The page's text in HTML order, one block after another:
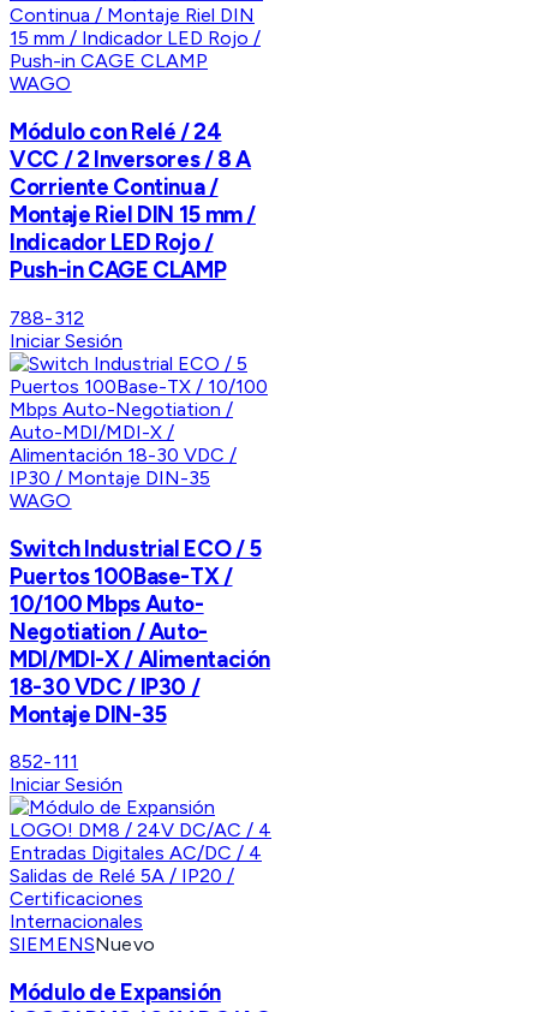
WAGO
Módulo con Relé / 24
VCC / 2 Inversores / 8 A
Corriente Continua /
Montaje Riel DIN 15 mm /
Indicador LED Rojo /
Push-in CAGE CLAMP
788-312
Iniciar Sesión
WAGO
Switch Industrial ECO / 5
Puertos 100Base-TX /
10/100 Mbps Auto-
Negotiation / Auto-
MDI/MDI-X / Alimentación
18-30 VDC / IP30 /
Montaje DIN-35
852-111
Iniciar Sesión
SIEMENSNuevo
Módulo de Expansión